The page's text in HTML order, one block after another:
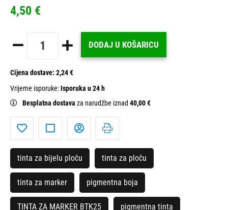
4,50 €
DODAJ U KOŠARICU
Cijena dostave: 2,24 €
Vrijeme isporuke:Isporuka u 24 h
Besplatna dostava za narudžbe iznad 40,00 €
tinta za bijelu ploču tinta za ploču
tinta za marker pigmentna boja
TINTA ZA MARKER BTK25 pigmentna tinta